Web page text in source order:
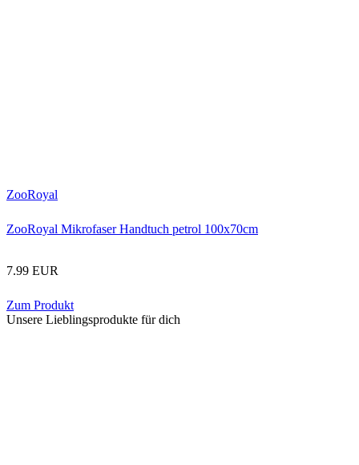
ZooRoyal
ZooRoyal Mikrofaser Handtuch petrol 100x70cm
7.99 EUR
Zum Produkt
Unsere Lieblingsprodukte für dich